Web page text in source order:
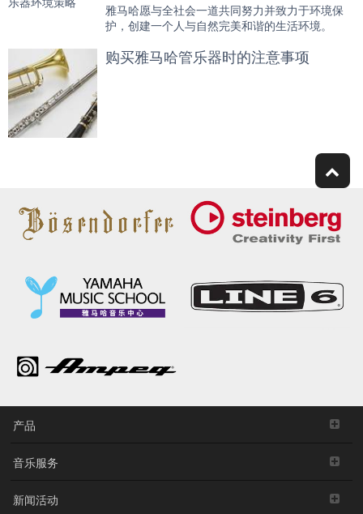
雅马哈愿与全社会一道共同努力并致力于环境保
护，创建一个人与自然完美和谐的生活环境。
购买雅马哈管乐器时的注意事项
产品
音乐服务
新闻活动